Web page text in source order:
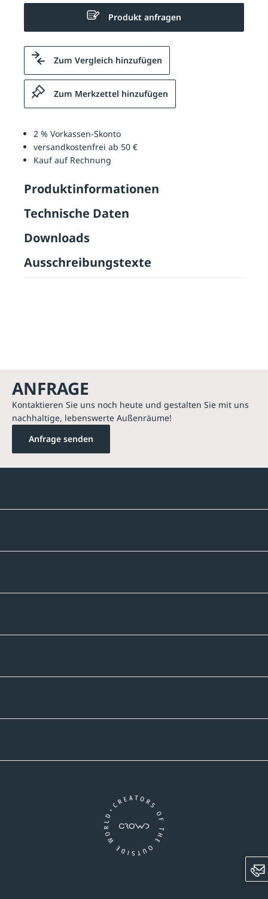
Produkt anfragen
Zum Vergleich hinzufügen
Zum Merkzettel hinzufügen
2 % Vorkassen-Skonto
versandkostenfrei ab 50 €
Kauf auf Rechnung
Produktinformationen
Technische Daten
Downloads
Ausschreibungstexte
ANFRAGE
Kontaktieren Sie uns noch heute und gestalten Sie mit uns
nachhaltige, lebenswerte Außenräume!
Anfrage senden